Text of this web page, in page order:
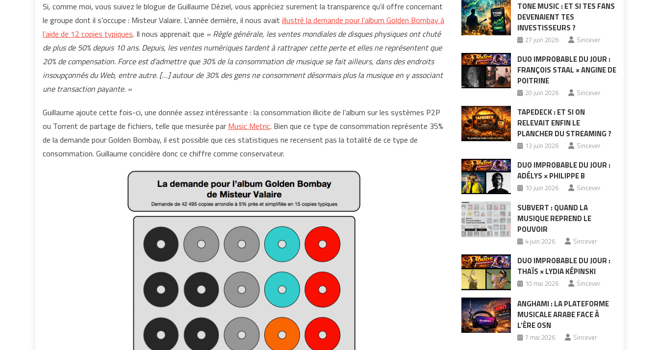
Si, comme moi, vous suivez le blogue de Guillaume Déziel, vous appréciez surement la transparence qu’il offre concernant
le groupe dont il s’occupe : Misteur Valaire. L’année dernière, il nous avait illustré la demande pour l’album Golden Bombay à
l’aide de 12 copies typiques. Il nous apprenait que « Règle générale, les ventes mondiales de disques physiques ont chuté
de plus de 50% depuis 10 ans. Depuis, les ventes numériques tardent à rattraper cette perte et elles ne représentent que
20% de compensation. Force est d’admettre que 30% de la consommation de musique se fait ailleurs, dans des endroits
insoupçonnés du Web, entre autre. […] autour de 30% des gens ne consomment désormais plus la musique en y associant
une transaction payante. »
Guillaume ajoute cette fois-ci, une donnée assez intéressante : la consommation illicite de l’album sur les systèmes P2P
ou Torrent de partage de fichiers, telle que mesurée par Music Metric. Bien que ce type de consommation représente 35%
de la demande pour Golden Bombay, il est possible que ces statistiques ne recensent pas la totalité de ce type de
consommation. Guillaume concidère donc ce chiffre comme conservateur.
TONE MUSIC : ET SI TES FANS
DEVENAIENT TES
INVESTISSEURS ?
27 juin 2026 Sincever
DUO IMPROBABLE DU JOUR :
FRANÇOIS STAAL × ANGINE DE
POITRINE
20 juin 2026 Sincever
TAPEDECK : ET SI ON
RELEVAIT ENFIN LE
PLANCHER DU STREAMING ?
13 juin 2026 Sincever
DUO IMPROBABLE DU JOUR :
ADÉLYS × PHILIPPE B
10 juin 2026 Sincever
SUBVERT : QUAND LA
MUSIQUE REPREND LE
POUVOIR
4 juin 2026 Sincever
DUO IMPROBABLE DU JOUR :
THAÏS × LYDIA KÉPINSKI
10 mai 2026 Sincever
ANGHAMI : LA PLATEFORME
MUSICALE ARABE FACE À
L’ÈRE OSN
7 mai 2026 Sincever